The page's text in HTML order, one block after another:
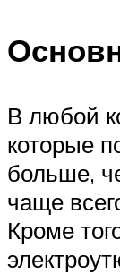
В любой
которые
больше,
чаще
Кроме